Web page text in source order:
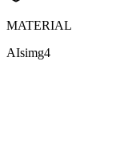
MATERIAL
AIsimg4